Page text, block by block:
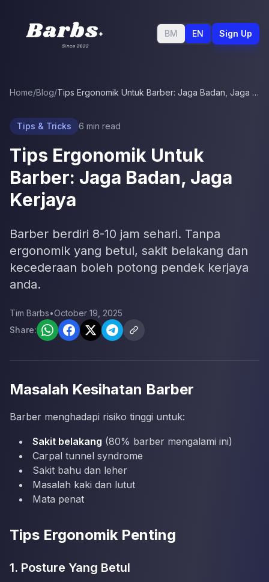
BM EN Sign Up
Home/Blog/ Tips Ergonomik Untuk Barber: Jaga Badan, Jaga Kerjaya
Tips & Tricks 6 min read
Tips Ergonomik Untuk
Barber: Jaga Badan, Jaga
Kerjaya
Barber berdiri 8-10 jam sehari. Tanpa
ergonomik yang betul, sakit belakang dan
kecederaan boleh potong pendek kerjaya
anda.
Tim Barbs•October 19, 2025
Share:
Masalah Kesihatan Barber
Barber menghadapi risiko tinggi untuk:
Sakit belakang (80% barber mengalami ini)
Carpal tunnel syndrome
Sakit bahu dan leher
Masalah kaki dan lutut
Mata penat
Tips Ergonomik Penting
1. Posture Yang Betul